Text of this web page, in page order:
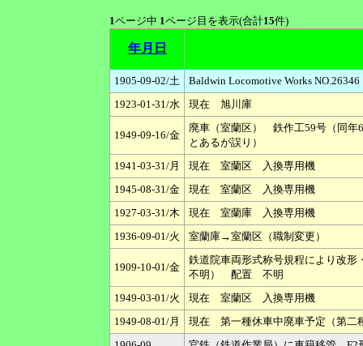
1ページ中 1ページ目を表示(合計15件)
年月日
1905-09-02/土
Baldwin Locomotive Works
1923-01-31/水
現在 旭川庫
1949-09-16/金
廃車（室蘭区） 鉄作工59号（同年
とあるが誤り）
1941-03-31/月
現在 室蘭区 入換専用機
1945-08-31/金
現在 室蘭区 入換専用機
1927-03-31/木
現在 室蘭庫 入換専用機
1936-09-01/火
室蘭庫→室蘭区（職制変更）
1909-10-01/金
鉄道院車両形式称号規程により
不明） 配置 不明
1949-03-01/火
現在 室蘭区 入換専用機
1949-08-01/月
現在 第一種休車中廃車予定（第